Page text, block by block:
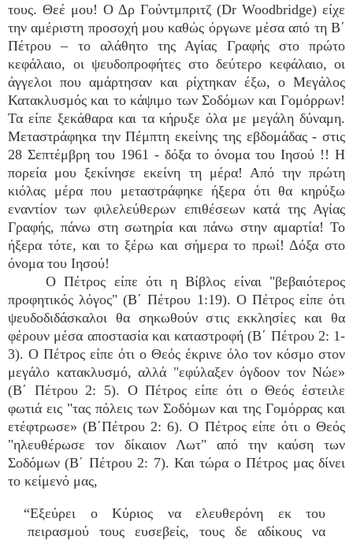
τους. Θεέ μου! Ο Δρ Γούντμπριτζ (Dr Woodbridge) είχε
την αμέριστη προσοχή μου καθώς όργωνε μέσα από τη Β΄
Πέτρου – το αλάθητο της Αγίας Γραφής στο πρώτο
κεφάλαιο, οι ψευδοπροφήτες στο δεύτερο κεφάλαιο, οι
άγγελοι που αμάρτησαν και ρίχτηκαν έξω, ο Μεγάλος
Κατακλυσμός και το κάψιμο των Σοδόμων και Γομόρρων!
Τα είπε ξεκάθαρα και τα κήρυξε όλα με μεγάλη δύναμη.
Μεταστράφηκα την Πέμπτη εκείνης της εβδομάδας - στις
28 Σεπτέμβρη του 1961 - δόξα το όνομα του Ιησού !! Η
πορεία μου ξεκίνησε εκείνη τη μέρα! Από την πρώτη
κιόλας μέρα που μεταστράφηκε ήξερα ότι θα κηρύξω
εναντίον των φιλελεύθερων επιθέσεων κατά της Αγίας
Γραφής, πάνω στη σωτηρία και πάνω στην αμαρτία! Το
ήξερα τότε, και το ξέρω και σήμερα το πρωί! Δόξα στο
όνομα του Ιησού!
Ο Πέτρος είπε ότι η Βίβλος είναι "βεβαιότερος
προφητικός λόγος" (Β΄ Πέτρου 1:19). Ο Πέτρος είπε ότι
ψευδοδιδάσκαλοι θα σηκωθούν στις εκκλησίες και θα
φέρουν μέσα αποστασία και καταστροφή (Β΄ Πέτρου 2: 1-
3). Ο Πέτρος είπε ότι ο Θεός έκρινε όλο τον κόσμο στον
μεγάλο κατακλυσμό, αλλά "εφύλαξεν όγδοον τον Νώε»
(Β΄ Πέτρου 2: 5). Ο Πέτρος είπε ότι ο Θεός έστειλε
φωτιά εις "τας πόλεις των Σοδόμων και της Γομόρρας και
ετέφτρωσε» (Β΄Πέτρου 2: 6). Ο Πέτρος είπε ότι ο Θεός
"ηλευθέρωσε τον δίκαιον Λωτ" από την καύση των
Σοδόμων (Β΄ Πέτρου 2: 7). Και τώρα ο Πέτρος μας δίνει
το κείμενό μας,
“Εξεύρει ο Κύριος να ελευθερόνη εκ του
πειρασμού τους ευσεβείς, τους δε αδίκους να